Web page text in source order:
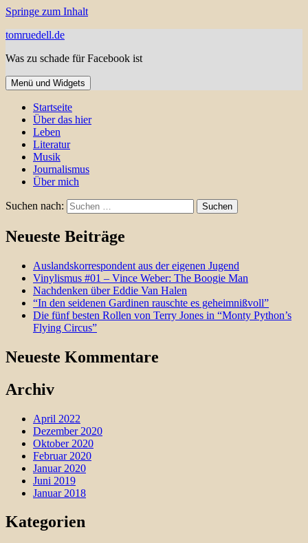
Springe zum Inhalt
tomruedell.de
Was zu schade für Facebook ist
Menü und Widgets
Startseite
Über das hier
Leben
Literatur
Musik
Journalismus
Über mich
Suchen nach:
Neueste Beiträge
Auslandskorrespondent aus der eigenen Jugend
Vinylismus #01 – Vince Weber: The Boogie Man
Nachdenken über Eddie Van Halen
“In den seidenen Gardinen rauschte es geheimnißvoll”
Die fünf besten Rollen von Terry Jones in “Monty Python’s
Flying Circus”
Neueste Kommentare
Archiv
April 2022
Dezember 2020
Oktober 2020
Februar 2020
Januar 2020
Juni 2019
Januar 2018
Kategorien